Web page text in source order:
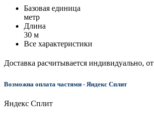
Базовая единица
метр
Длина
30 м
Все характеристики
Доставка расчитывается индивидуально, от
Возможна оплата частями - Яндекс Сплит
Яндекс Сплит